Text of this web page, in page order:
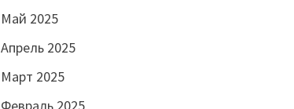
Май 2025
Апрель 2025
Март 2025